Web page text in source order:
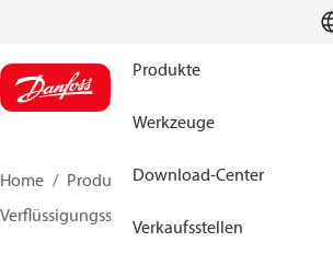
Produkte
Werkzeuge
Download-Center
Verkaufsstellen
Home Produkte
Lösung für Kälte- und
Verflüssigungssätze
Optyma™